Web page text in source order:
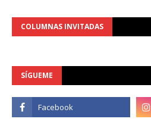
COLUMNAS INVITADAS
SÍGUEME